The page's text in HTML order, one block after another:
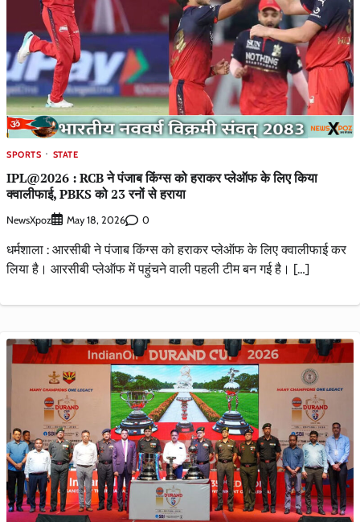
SPORTS STATE
IPL@2026 : RCB ने पंजाब किंग्स को हराकर प्लेऑफ के लिए किया
क्वालीफाई, PBKS को 23 रनों से हराया
NewsXpoz May 18, 2026 0
धर्मशाला : आरसीबी ने पंजाब किंग्स को हराकर प्लेऑफ के लिए क्वालीफाई कर
लिया है। आरसीबी प्लेऑफ में पहुंचने वाली पहली टीम बन गई है। […]